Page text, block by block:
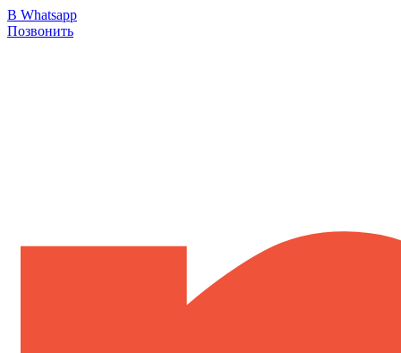
В Whatsapp
Позвонить